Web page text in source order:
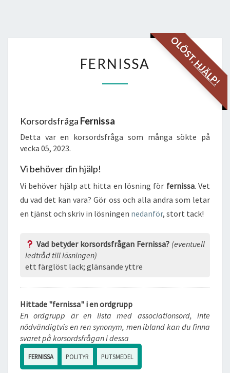
OLÖST,
HJÄLP!
FERNISSA
Korsordsfråga Fernissa
Detta var en korsordsfråga som många sökte på
vecka 05, 2023.
Vi behöver din hjälp!
Vi behöver hjälp att hitta en lösning för fernissa. Vet
du vad det kan vara? Gör oss och alla andra som letar
en tjänst och skriv in lösningen nedanför, stort tack!
Vad betyder korsordsfrågan Fernissa? (eventuell
ledtråd till lösningen)
ett färglöst lack; glänsande yttre
Hittade "fernissa" i en ordgrupp
En ordgrupp är en lista med associationsord, inte
nödvändigtvis en ren synonym, men ibland kan du finna
svaret på korsordsfrågan i dessa
FERNISSA POLITYR PUTSMEDEL